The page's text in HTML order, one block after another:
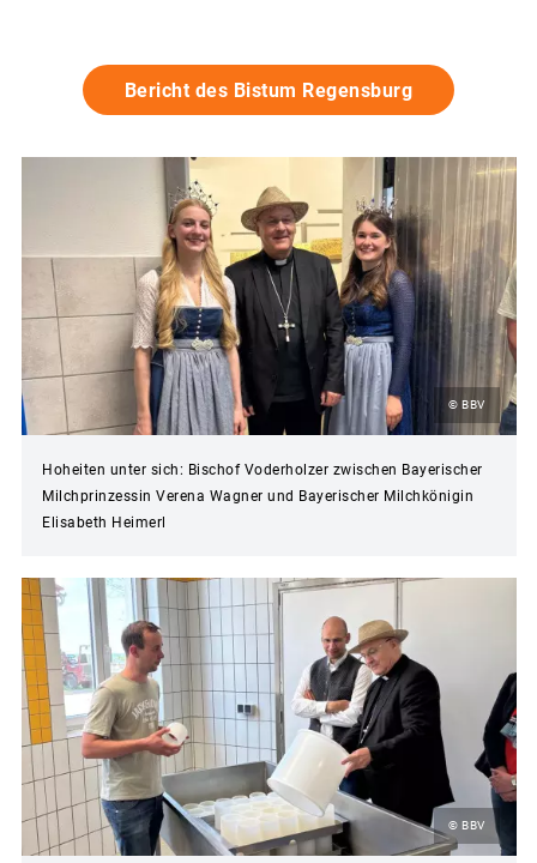
Bericht des Bistum Regensburg
© BBV
Hoheiten unter sich: Bischof Voderholzer zwischen Bayerischer
Milchprinzessin Verena Wagner und Bayerischer Milchkönigin
Elisabeth Heimerl
© BBV